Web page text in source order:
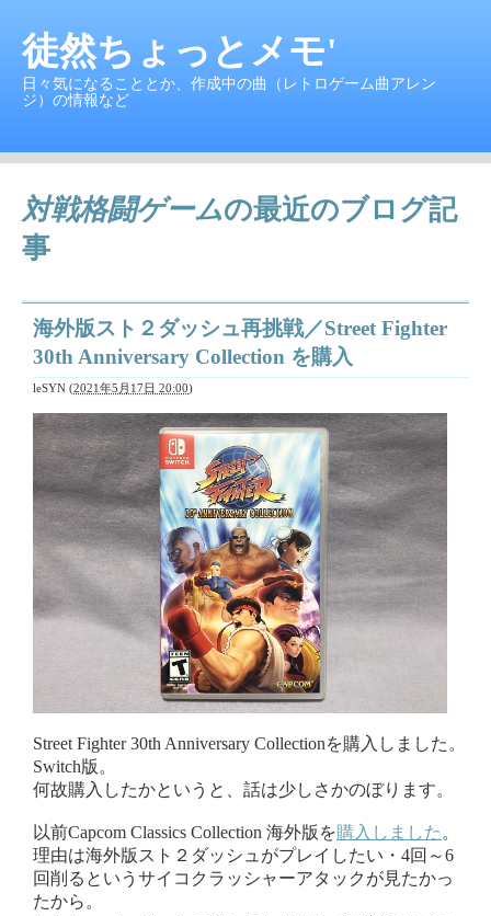
徒然ちょっとメモ'
日々気になることとか、作成中の曲（レトロゲーム曲アレン
ジ）の情報など
対戦格闘ゲームの最近のブログ記
事
海外版スト２ダッシュ再挑戦／Street Fighter
30th Anniversary Collection を購入
leSYN (2021年5月17日 20:00)
Street Fighter 30th Anniversary Collectionを購入しました。
Switch版。
何故購入したかというと、話は少しさかのぼります。
以前Capcom Classics Collection 海外版を購入しました 。
理由は海外版スト２ダッシュがプレイしたい・4回～6
回削るというサイコクラッシャーアタックが見たかっ
たから。